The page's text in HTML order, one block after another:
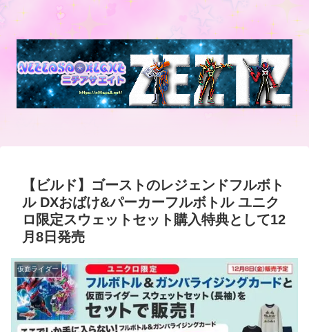
【ビルド】ゴーストのレジェンドフルボト
ル DXおばけ&パーカーフルボトル ユニク
ロ限定スウェットセット購入特典として12
月8日発売
仮面ライダー